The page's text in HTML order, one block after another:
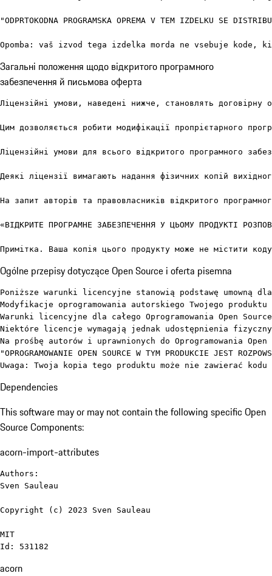
"ODPRTOKODNA PROGRAMSKA OPREMA V TEM IZDELKU SE
Opomba: vaš izvod tega izdelka morda ne vsebuje
Загальні положення щодо відкритого програмного
забезпечення й письмова оферта
Ліцензійні умови, наведені нижче, становлять
Цим дозволяється робити модифікації пропрієтарного
Ліцензійні умови для всього відкритого програмного
Деякі ліцензії вимагають надання фізичних копій
На запит авторів та правовласників відкритого
«ВІДКРИТЕ ПРОГРАМНЕ ЗАБЕЗПЕЧЕННЯ У ЦЬОМУ ПРОДУКТІ
Примітка. Ваша копія цього продукту може не містити
Ogólne przepisy dotyczące Open Source i oferta pisemna
Poniższe warunki licencyjne stanowią podstawę umowną
Modyfikacje oprogramowania autorskiego Twojego
Warunki licencyjne dla całego Oprogramowania Open
Niektóre licencje wymagają jednak udostępnienia
Na prośbę autorów i uprawnionych do Oprogramowania
"OPROGRAMOWANIE OPEN SOURCE W TYM PRODUKCIE
Uwaga: Twoja kopia tego produktu może nie zawierać
Dependencies
This software may or may not contain the following specific Open
Source Components:
acorn-import-attributes
Authors:
Sven Sauleau
Copyright (c) 2023 Sven Sauleau
MIT
Id: 531182
acorn